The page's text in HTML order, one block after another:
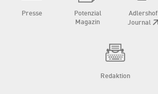
Presse
Potenzial
Magazin
Adlershof
Journal
Redaktion